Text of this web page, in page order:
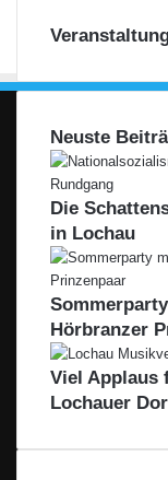
Neuste
Die
in Lochau
Hörbranzer
Viel Applaus
Lochauer